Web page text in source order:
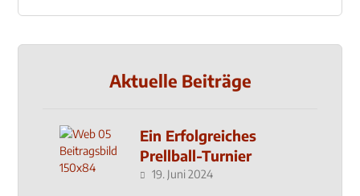
Aktuelle Beiträge
Ein Erfolgreiches
Prellball-Turnier
19. Juni 2024